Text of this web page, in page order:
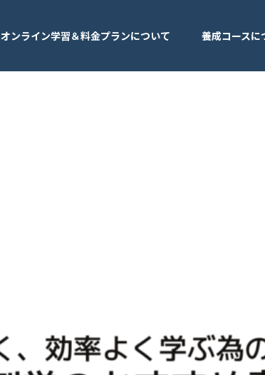
オンライン学習＆料金プランについて 養成コースに